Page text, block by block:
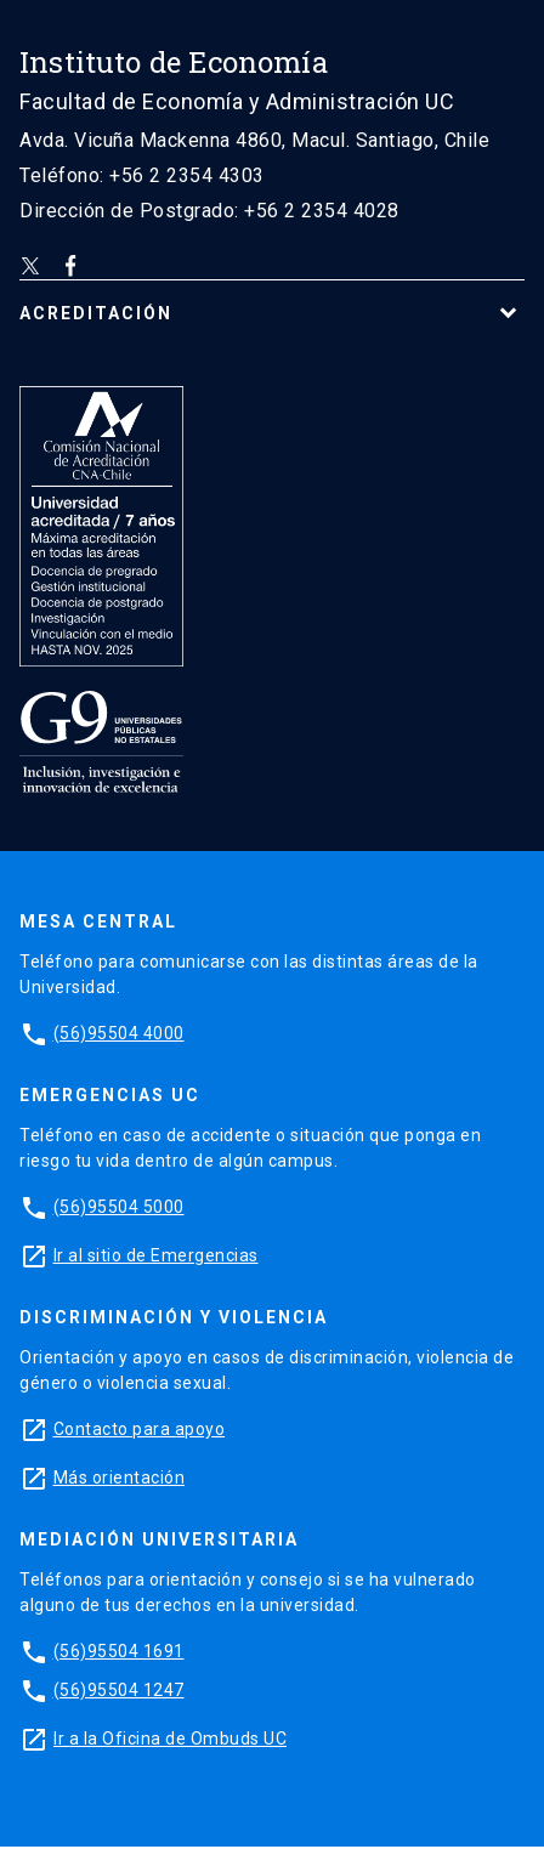
Instituto de Economía
Facultad de Economía y Administración UC
Avda. Vicuña Mackenna 4860, Macul. Santiago, Chile
Teléfono: +56 2 2354 4303
Dirección de Postgrado: +56 2 2354 4028
ACREDITACIÓN
MESA CENTRAL
Teléfono para comunicarse con las distintas áreas de la
Universidad.
phone (56)95504 4000
EMERGENCIAS UC
Teléfono en caso de accidente o situación que ponga en
riesgo tu vida dentro de algún campus.
phone (56)95504 5000
launch Ir al sitio de Emergencias
DISCRIMINACIÓN Y VIOLENCIA
Orientación y apoyo en casos de discriminación, violencia de
género o violencia sexual.
launch Contacto para apoyo
launch Más orientación
MEDIACIÓN UNIVERSITARIA
Teléfonos para orientación y consejo si se ha vulnerado
alguno de tus derechos en la universidad.
phone (56)95504 1691
phone (56)95504 1247
launch Ir a la Oficina de Ombuds UC